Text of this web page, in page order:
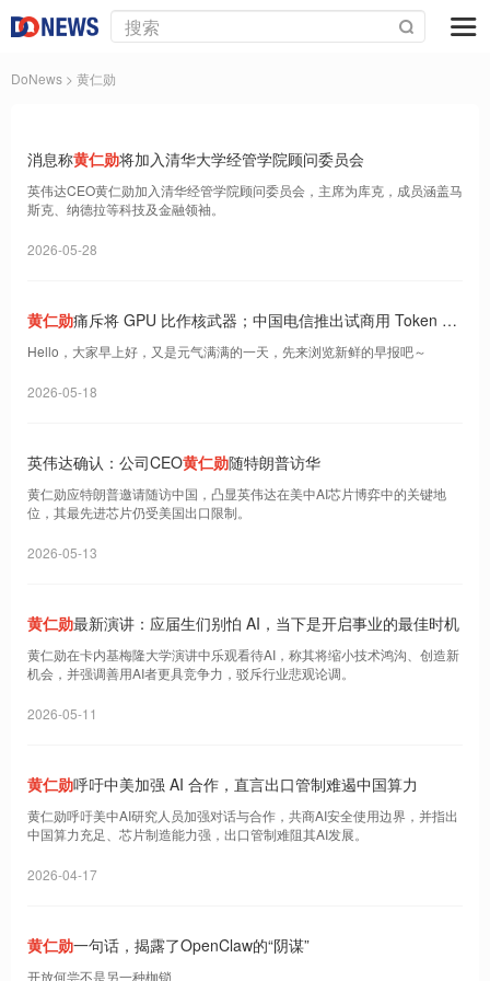
DoNews > 黄仁勋
消息称黄仁勋将加入清华大学经管学院顾问委员会
英伟达CEO黄仁勋加入清华经管学院顾问委员会，主席为库克，成员涵盖马
斯克、纳德拉等科技及金融领袖。
2026-05-28
黄仁勋痛斥将 GPU 比作核武器；中国电信推出试商用 Token 套
餐；AI 假图“仅退款”成风｜Do早报
Hello，大家早上好，又是元气满满的一天，先来浏览新鲜的早报吧～
2026-05-18
英伟达确认：公司CEO黄仁勋随特朗普访华
黄仁勋应特朗普邀请随访中国，凸显英伟达在美中AI芯片博弈中的关键地
位，其最先进芯片仍受美国出口限制。
2026-05-13
黄仁勋最新演讲：应届生们别怕 AI，当下是开启事业的最佳时机
黄仁勋在卡内基梅隆大学演讲中乐观看待AI，称其将缩小技术鸿沟、创造新
机会，并强调善用AI者更具竞争力，驳斥行业悲观论调。
2026-05-11
黄仁勋呼吁中美加强 AI 合作，直言出口管制难遏中国算力
黄仁勋呼吁美中AI研究人员加强对话与合作，共商AI安全使用边界，并指出
中国算力充足、芯片制造能力强，出口管制难阻其AI发展。
2026-04-17
黄仁勋一句话，揭露了OpenClaw的“阴谋”
开放何尝不是另一种枷锁